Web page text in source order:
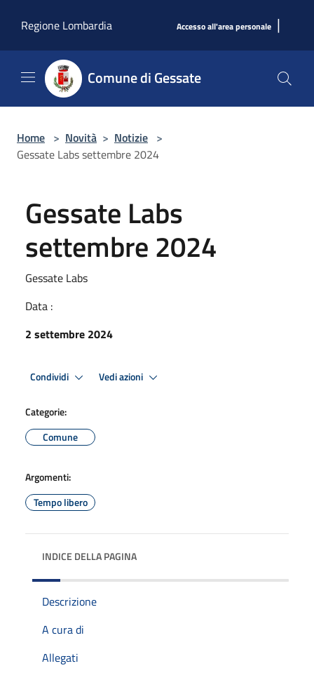
Regione Lombardia
Accesso all'area personale |
Comune di Gessate
Home > Novità > Notizie >
Gessate Labs settembre 2024
Gessate Labs
settembre 2024
Gessate Labs
Data :
2 settembre 2024
Condividi Vedi azioni
Categorie:
Comune
Argomenti:
Tempo libero
INDICE DELLA PAGINA
Descrizione
A cura di
Allegati